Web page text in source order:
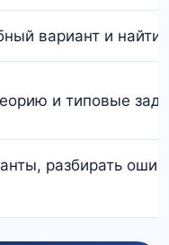
вариант и
и типовые
разбирать